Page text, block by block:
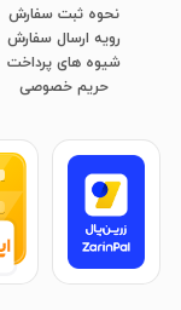
نحوه ثبت سفارش
رویه ارسال سفارش
شیوه های پرداخت
​​​​​​​حریم خصوصی